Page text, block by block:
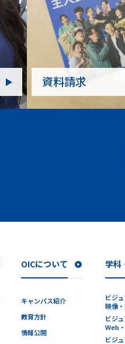
資料請求
OICについて
キャンパス紹介
教育方針
情報公開
学科
ビジ
映像
ビジ
Web
ビジ